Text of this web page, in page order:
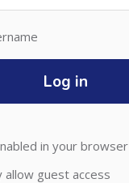
Log in
in your browser
allow guest access